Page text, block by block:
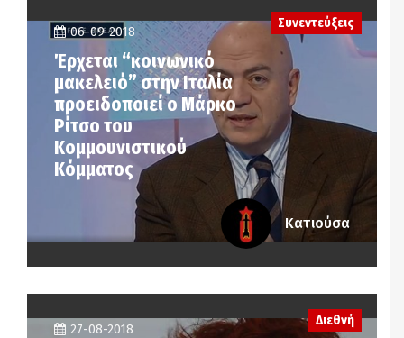
06-09-2018
Έρχεται “κοινωνικό
μακελειό” στην Ιταλία
προειδοποιεί ο Μάρκο
Ρίτσο του
Κομμουνιστικού
Κόμματος
Συνεντεύξεις
Κατιούσα
27-08-2018
Διεθνή